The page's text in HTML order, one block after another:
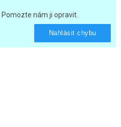
Pomozte nám ji opravit.
Nahlásit chybu